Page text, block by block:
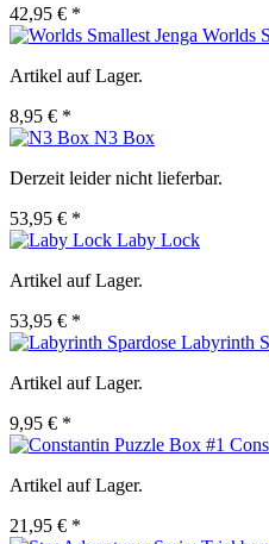
42,95 € *
Worlds
Artikel auf Lager.
8,95 € *
N3 Box
Derzeit leider nicht lieferbar.
53,95 € *
Laby Lock
Artikel auf Lager.
53,95 € *
Labyrinth
Artikel auf Lager.
9,95 € *
Artikel auf Lager.
21,95 € *